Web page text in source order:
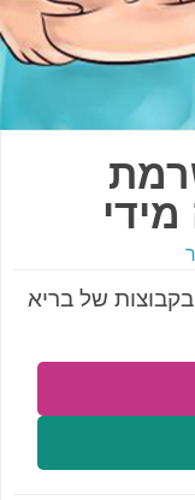
של בריא